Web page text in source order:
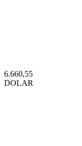
6.660,55
DOLAR